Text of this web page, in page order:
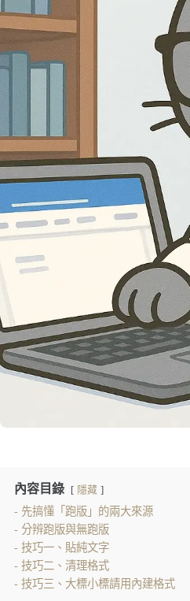
內容目錄 隱藏
先搞懂「跑版」的兩大來源
分辨跑版與無跑版
技巧一、貼純文字
技巧二、清理格式
技巧三、大標小標請用內建格式